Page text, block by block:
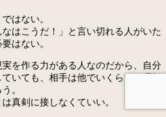
はない。
はこうだ！」と言い切れる人がいた
はない。
を作る力がある人なのだから、自分
いても、相手は他でいくらでも理想
。
真剣に接しなくていい。